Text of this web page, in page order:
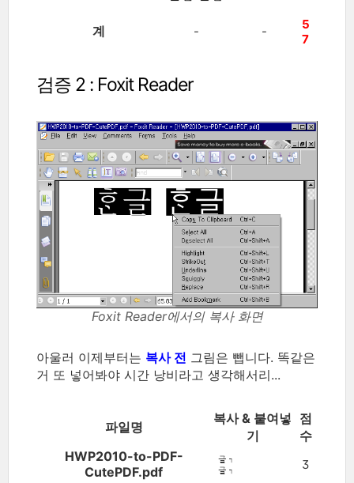
계 - -
5
7
검증 2 : Foxit Reader
Foxit Reader에서의 복사 화면
아울러 이제부터는 복사 전 그림은 뺍니다. 똑같은
거 또 넣어봐야 시간 낭비라고 생각해서리...
파일명
복사 & 붙여넣
기
점
수
HWP2010-to-PDF-
CutePDF.pdf
3